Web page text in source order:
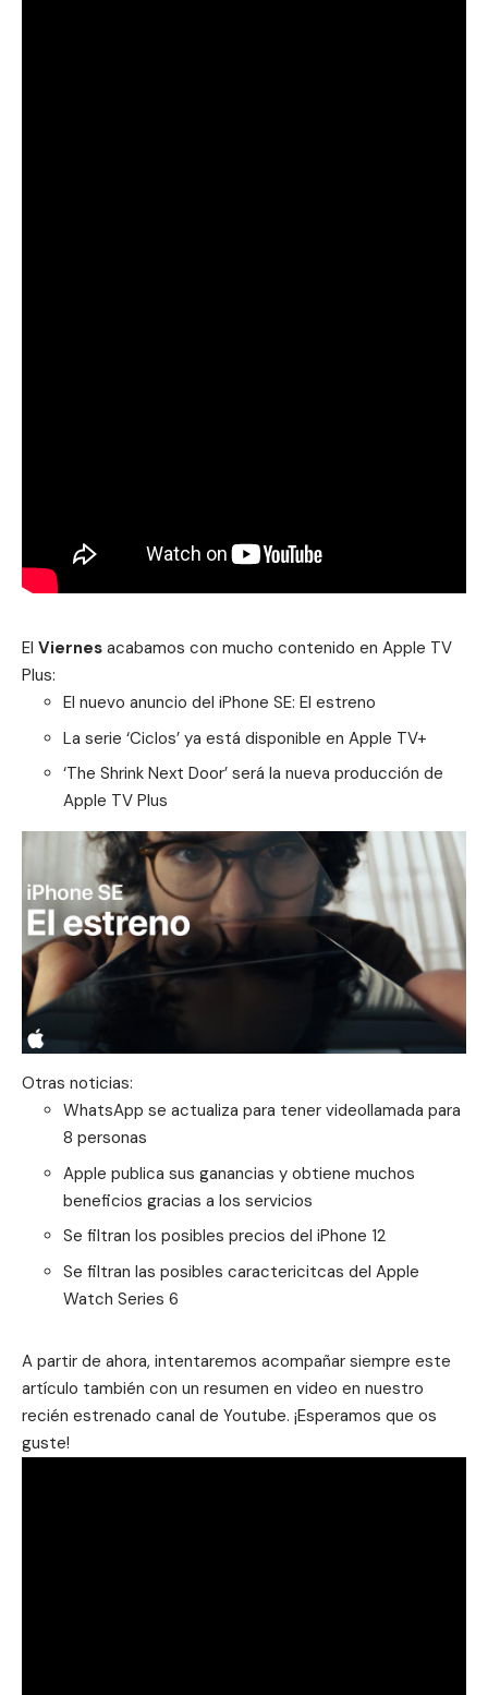
El Viernes acabamos con mucho contenido en Apple TV
Plus:
El nuevo anuncio del iPhone SE: El estreno
La serie ‘Ciclos’ ya está disponible en Apple TV+
‘The Shrink Next Door’ será la nueva producción de
Apple TV Plus
Otras noticias:
WhatsApp se actualiza para tener videollamada para
8 personas
Apple publica sus ganancias y obtiene muchos
beneficios gracias a los servicios
Se filtran los posibles precios del iPhone 12
Se filtran las posibles caractericitcas del Apple
Watch Series 6
A partir de ahora, intentaremos acompañar siempre este
artículo también con un resumen en video en nuestro
recién estrenado canal de Youtube. ¡Esperamos que os
guste!